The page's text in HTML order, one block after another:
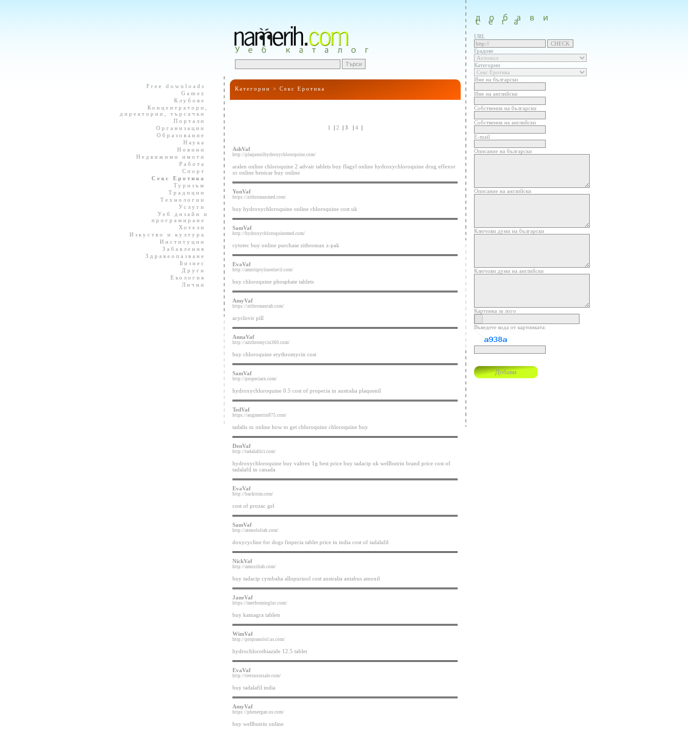
Free downloads
Gamez
Клубове
Концентратори,
директории, търсачки
Портали
Организации
Образование
Наука
Новини
Недвижими имоти
Работа
Спорт
Секс Еротика
Туризъм
Традиции
Технологии
Услуги
Уеб дизайн и
програмиране
Хотели
Изкуство и култура
Институции
Забавления
Здравеопазване
Бизнес
Други
Екология
Лични
Категории > Секс Еротика
1 | 2 | 3 | 4 |
AshVaf
http://plaquenilhydroxychloroquine.com/
aralen online chloroquine 2 advair tablets buy flagyl online hydroxychloroquine drug effexor
xr online benicar buy online
YonVaf
https://zithromaxmed.com/
buy hydroxychloroquine online chloroquine cost uk
SamVaf
http://hydroxychloroquinemed.com/
cytotec buy online purchase zithromax z-pak
EvaVaf
http://amitriptylineelavil.com/
buy chloroquine phosphate tablets
AmyVaf
https://zithromaxtab.com/
acyclovir pill
AnnaVaf
http://azithromycin360.com/
buy chloroquine erythromycin cost
SamVaf
http://propeciarx.com/
hydroxychloroquine 0.5 cost of propecia in australia plaquenil
TedVaf
https://augmentin875.com/
tadalis sx online how to get chloroquine chloroquine buy
DenVaf
http://tadalafilci.com/
hydroxychloroquine buy valtrex 1g best price buy tadacip uk wellbutrin brand price cost of
tadalafil in canada
EvaVaf
http://backtrim.com/
cost of prozac gel
SamVaf
http://atenololtab.com/
doxycycline for dogs finpecia tablet price in india cost of tadalafil
NickVaf
http://amoxiltab.com/
buy tadacip cymbalta allopurinol cost australia antabus amoxil
JaneVaf
https://metformingluc.com/
buy kamagra tablets
WimVaf
http://propranolol.us.com/
hydrochlorothiazide 12.5 tablet
EvaVaf
http://tretinoinsale.com/
buy tadalafil india
AmyVaf
https://phenergan.us.com/
buy wellbutrin online
URL
Градове
Категории
Име на български
Име на английски
Собственик на български
Собственик на английски
E-mail
Описание на български
Описание на английски
Ключови думи на български
Ключови думи на английски
Картинка за лого
Въведете кода от картинката: